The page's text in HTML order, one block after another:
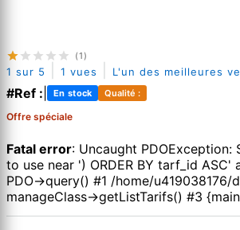
(1)
1 sur 5 1 vues L'un des meilleures
#Ref : En stock Qualité :
Offre spéciale
Fatal error: Uncaught
to use near ') ORDER BY tarf_id
PDO->query() #1 /home/
manageClass->getListTarifs() #3